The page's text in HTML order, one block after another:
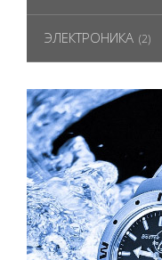
ЭЛЕКТРОНИКА (2)